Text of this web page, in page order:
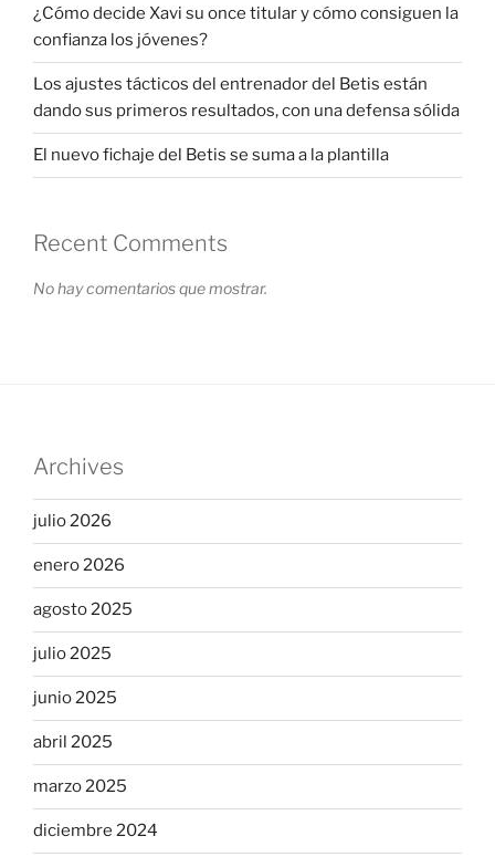
¿Cómo decide Xavi su once titular y cómo consiguen la
confianza los jóvenes?
Los ajustes tácticos del entrenador del Betis están
dando sus primeros resultados, con una defensa sólida
El nuevo fichaje del Betis se suma a la plantilla
Recent Comments
No hay comentarios que mostrar.
Archives
julio 2026
enero 2026
agosto 2025
julio 2025
junio 2025
abril 2025
marzo 2025
diciembre 2024